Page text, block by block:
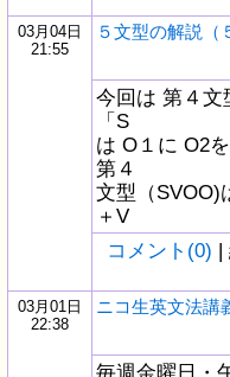
03月04日
21:55
５文型の解説（
今回は 第４文
「S
は O１に O2
第４
文型（SVOO)
＋V
コメント(0) |
03月01日
22:38
ニコ生英文法講
毎週金曜日・